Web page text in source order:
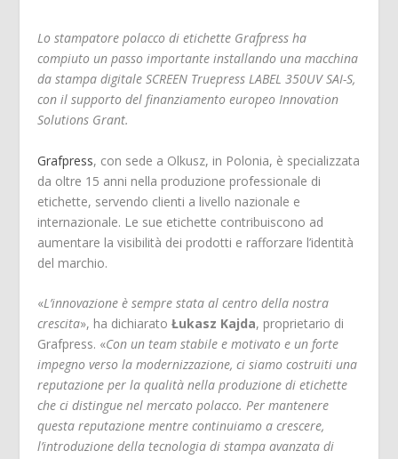
Lo stampatore polacco di etichette Grafpress ha
compiuto un passo importante installando una macchina
da stampa digitale SCREEN Truepress LABEL 350UV SAI-S,
con il supporto del finanziamento europeo Innovation
Solutions Grant.
Grafpress, con sede a Olkusz, in Polonia, è specializzata
da oltre 15 anni nella produzione professionale di
etichette, servendo clienti a livello nazionale e
internazionale. Le sue etichette contribuiscono ad
aumentare la visibilità dei prodotti e rafforzare l’identità
del marchio.
«L’innovazione è sempre stata al centro della nostra
crescita», ha dichiaratoŁukasz Kajda, proprietario di
Grafpress. «Con un team stabile e motivato e un forte
impegno verso la modernizzazione, ci siamo costruiti una
reputazione per la qualità nella produzione di etichette
che ci distingue nel mercato polacco. Per mantenere
questa reputazione mentre continuiamo a crescere,
l’introduzione della tecnologia di stampa avanzata di